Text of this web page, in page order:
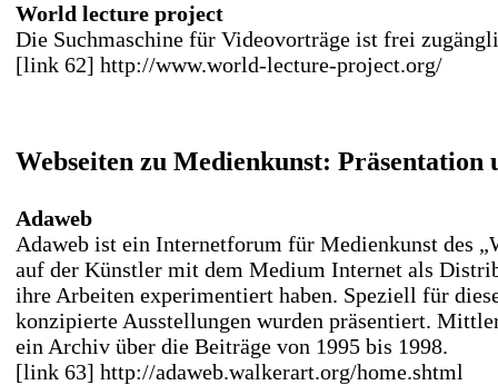
World lecture project
Die Suchmaschine für Videovorträge ist frei
[link 62] http://www.world-lecture-project.org/
Webseiten zu Medienkunst: Präsentation
Adaweb
Adaweb ist ein Internetforum für Medienkunst des
auf der Künstler mit dem Medium Internet als
ihre Arbeiten experimentiert haben. Speziell für
konzipierte Ausstellungen wurden präsentiert.
ein Archiv über die Beiträge von 1995 bis 1998.
[link 63] http://adaweb.walkerart.org/home.shtml